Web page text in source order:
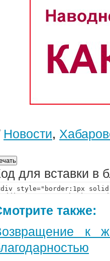
Новости,
для вставки в
также:
к